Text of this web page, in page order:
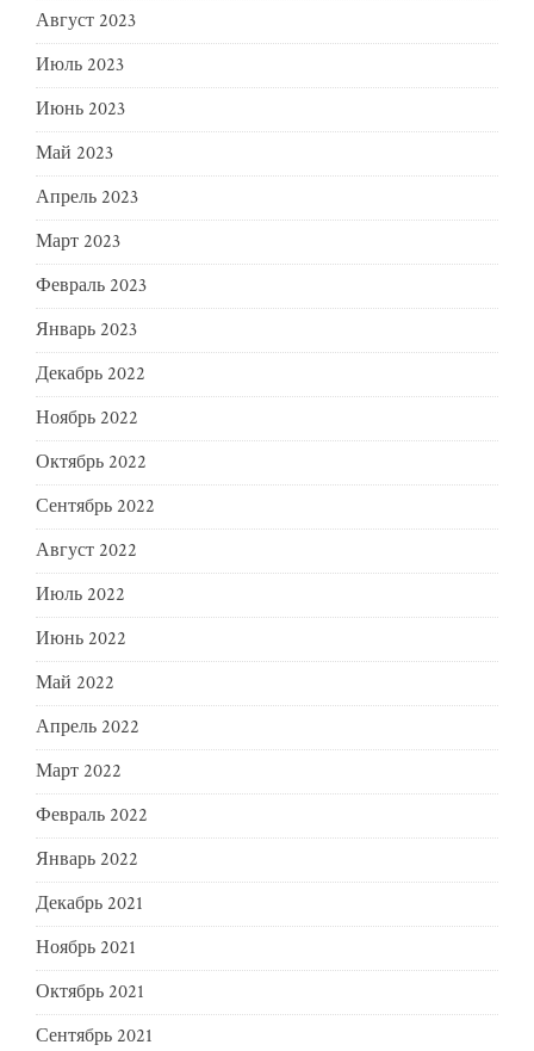
Август 2023
Июль 2023
Июнь 2023
Май 2023
Апрель 2023
Март 2023
Февраль 2023
Январь 2023
Декабрь 2022
Ноябрь 2022
Октябрь 2022
Сентябрь 2022
Август 2022
Июль 2022
Июнь 2022
Май 2022
Апрель 2022
Март 2022
Февраль 2022
Январь 2022
Декабрь 2021
Ноябрь 2021
Октябрь 2021
Сентябрь 2021